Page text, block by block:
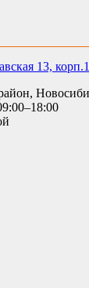
13, корп.1